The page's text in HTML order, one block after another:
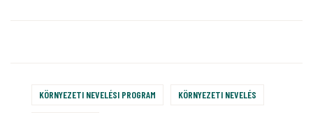
KÖRNYEZETI NEVELÉSI PROGRAM KÖRNYEZETI NEVELÉS